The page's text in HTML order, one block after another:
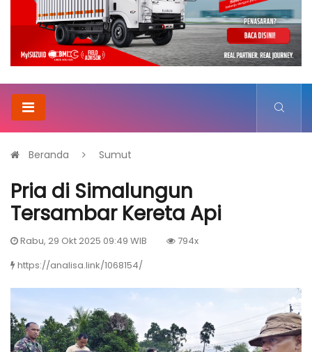
Beranda Sumut
Pria di Simalungun
Tersambar Kereta Api
Rabu, 29 Okt 2025 09:49 WIB
794x
https://analisa.link/1068154/